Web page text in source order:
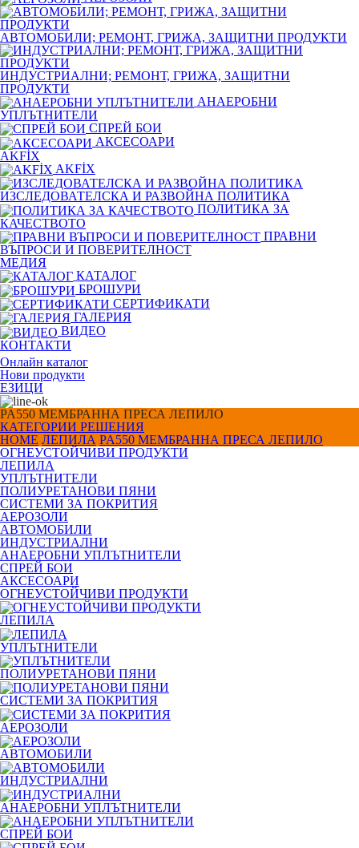
АВТОМОБИЛИ; РЕМОНТ, ГРИЖА, ЗАЩИТНИ ПРОДУКТИ
ИНДУСТРИАЛНИ; РЕМОНТ, ГРИЖА, ЗАЩИТНИ
ПРОДУКТИ
АНАЕРОБНИ
УПЛЪТНИТЕЛИ
СПРЕЙ БОИ
АКСЕСОАРИ
AKFİX
AKFİX
ИЗСЛЕДОВАТЕЛСКА И РАЗВОЙНА ПОЛИТИКА
ПОЛИТИКА ЗА
КАЧЕСТВОТО
ПРАВНИ
ВЪПРОСИ И ПОВЕРИТЕЛНОСТ
МЕДИЯ
КАТАЛОГ
БРОШУРИ
СЕРТИФИКАТИ
ГАЛЕРИЯ
ВИДЕО
КОНТАКТИ
Онлайн каталог
Нови продукти
ЕЗИЦИ
PA550 МЕМБРАННА ПРЕСА ЛЕПИЛО
КАТЕГОРИИ РЕШЕНИЯ
HOME ЛЕПИЛА PA550 МЕМБРАННА ПРЕСА ЛЕПИЛО
ОГНЕУСТОЙЧИВИ ПРОДУКТИ
ЛЕПИЛА
УПЛЪТНИТЕЛИ
ПОЛИУРЕТАНОВИ ПЯНИ
СИСТЕМИ ЗА ПОКРИТИЯ
АЕРОЗОЛИ
АВТОМОБИЛИ
ИНДУСТРИАЛНИ
АНАЕРОБНИ УПЛЪТНИТЕЛИ
СПРЕЙ БОИ
АКСЕСОАРИ
ОГНЕУСТОЙЧИВИ ПРОДУКТИ
ЛЕПИЛА
УПЛЪТНИТЕЛИ
ПОЛИУРЕТАНОВИ ПЯНИ
СИСТЕМИ ЗА ПОКРИТИЯ
АЕРОЗОЛИ
АВТОМОБИЛИ
ИНДУСТРИАЛНИ
АНАЕРОБНИ УПЛЪТНИТЕЛИ
СПРЕЙ БОИ